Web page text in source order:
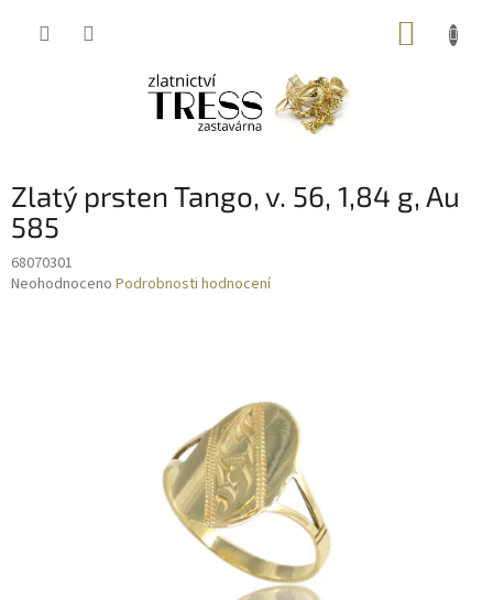
Zlatý prsten Tango, v. 56, 1,84 g, Au
585
68070301
Průměrné
Neohodnoceno Podrobnosti hodnocení